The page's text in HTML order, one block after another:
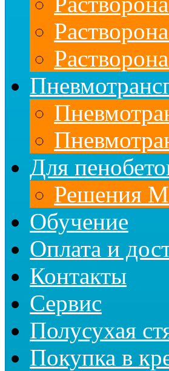
Для
Решения
Обучение
Оплата и
Контакты
Сервис
Полусухая
Покупка в